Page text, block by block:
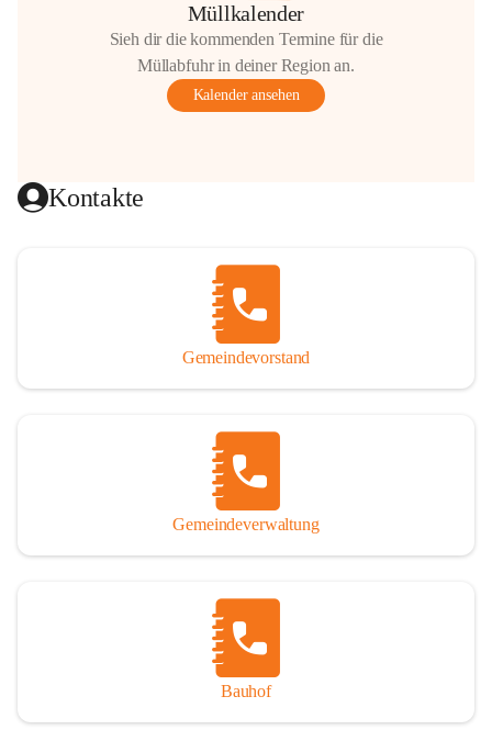
Müllkalender
Sieh dir die kommenden Termine für die
Müllabfuhr in deiner Region an.
Kalender ansehen
Kontakte
Gemeindevorstand
Gemeindeverwaltung
Bauhof